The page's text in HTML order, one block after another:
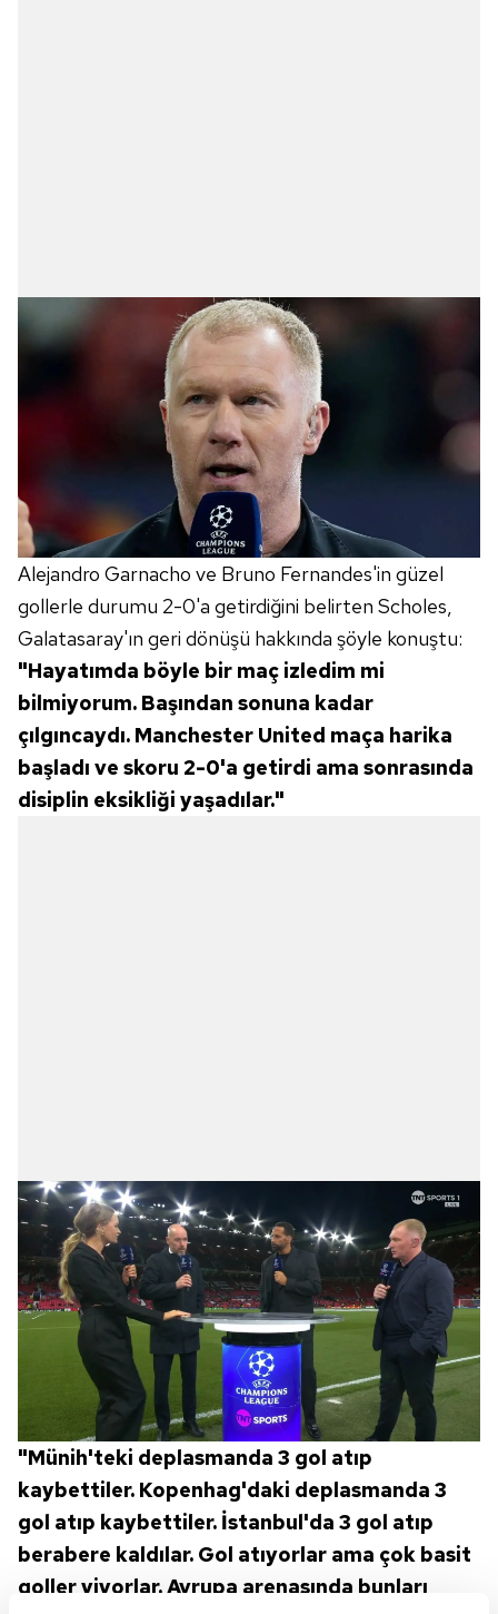
Alejandro Garnacho ve Bruno Fernandes'in güzel
gollerle durumu 2-0'a getirdiğini belirten Scholes,
Galatasaray'ın geri dönüşü hakkında şöyle konuştu:
"Hayatımda böyle bir maç izledim mi
bilmiyorum. Başından sonuna kadar
çılgıncaydı. Manchester United maça harika
başladı ve skoru 2-0'a getirdi ama sonrasında
disiplin eksikliği yaşadılar."
"Münih'teki deplasmanda 3 gol atıp
kaybettiler. Kopenhag'daki deplasmanda 3
gol atıp kaybettiler. İstanbul'da 3 gol atıp
berabere kaldılar. Gol atıyorlar ama çok basit
goller yiyorlar. Avrupa arenasında bunları